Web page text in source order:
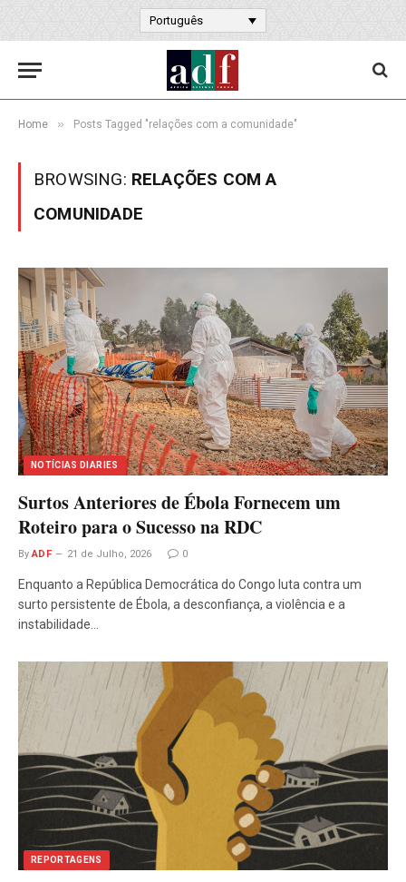
Português
Home » Posts Tagged "relações com a comunidade"
BROWSING: RELAÇÕES COM A
COMUNIDADE
NOTÍCIAS DIARIES
Surtos Anteriores de Ébola Fornecem um
Roteiro para o Sucesso na RDC
By ADF 21 de Julho, 2026 0
Enquanto a República Democrática do Congo luta contra um
surto persistente de Ébola, a desconfiança, a violência e a
instabilidade…
REPORTAGENS